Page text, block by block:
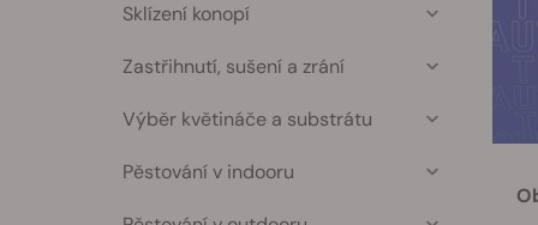
Sklízení konopí
Zastřihnutí, sušení a zrání
Výběr květináče a substrátu
Pěstování v indooru